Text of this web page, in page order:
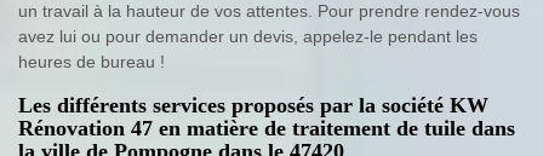
un travail à la hauteur de vos attentes. Pour prendre rendez-vous
avez lui ou pour demander un devis, appelez-le pendant les
heures de bureau !
Les différents services proposés par la société KW
Rénovation 47 en matière de traitement de tuile dans